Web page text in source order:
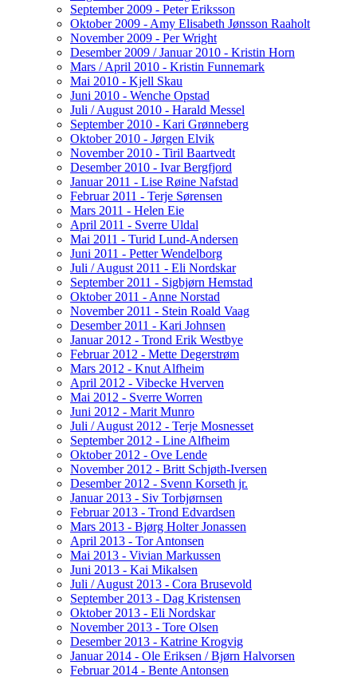
September 2009 - Peter Eriksson
Oktober 2009 - Amy Elisabeth Jønsson Raaholt
November 2009 - Per Wright
Desember 2009 / Januar 2010 - Kristin Horn
Mars / April 2010 - Kristin Funnemark
Mai 2010 - Kjell Skau
Juni 2010 - Wenche Opstad
Juli / August 2010 - Harald Messel
September 2010 - Kari Grønneberg
Oktober 2010 - Jørgen Elvik
November 2010 - Tiril Baartvedt
Desember 2010 - Ivar Bergfjord
Januar 2011 - Lise Røine Nafstad
Februar 2011 - Terje Sørensen
Mars 2011 - Helen Eie
April 2011 - Sverre Uldal
Mai 2011 - Turid Lund-Andersen
Juni 2011 - Petter Wendelborg
Juli / August 2011 - Eli Nordskar
September 2011 - Sigbjørn Hemstad
Oktober 2011 - Anne Norstad
November 2011 - Stein Roald Vaag
Desember 2011 - Kari Johnsen
Januar 2012 - Trond Erik Westbye
Februar 2012 - Mette Degerstrøm
Mars 2012 - Knut Alfheim
April 2012 - Vibecke Hverven
Mai 2012 - Sverre Worren
Juni 2012 - Marit Munro
Juli / August 2012 - Terje Mosnesset
September 2012 - Line Alfheim
Oktober 2012 - Ove Lende
November 2012 - Britt Schjøth-Iversen
Desember 2012 - Svenn Korseth jr.
Januar 2013 - Siv Torbjørnsen
Februar 2013 - Trond Edvardsen
Mars 2013 - Bjørg Holter Jonassen
April 2013 - Tor Antonsen
Mai 2013 - Vivian Markussen
Juni 2013 - Kai Mikalsen
Juli / August 2013 - Cora Brusevold
September 2013 - Dag Kristensen
Oktober 2013 - Eli Nordskar
November 2013 - Tore Olsen
Desember 2013 - Katrine Krogvig
Januar 2014 - Ole Eriksen / Bjørn Halvorsen
Februar 2014 - Bente Antonsen